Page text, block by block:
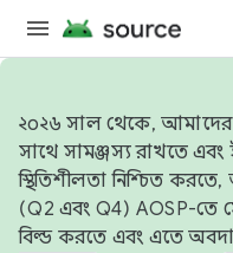
২০২৬ সাল থেকে, আমাদের
সাথে সামঞ্জস্য রাখতে এবং
স্থিতিশীলতা নিশ্চিত
(Q2 এবং Q4) AOSP-তে
বিল্ড করতে এবং এতে